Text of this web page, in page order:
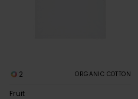
2 ORGANIC COTTON
Fruit